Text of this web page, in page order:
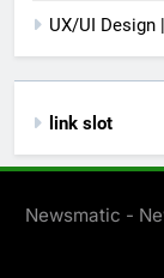
UX/UI Design
link slot
Newsmatic -